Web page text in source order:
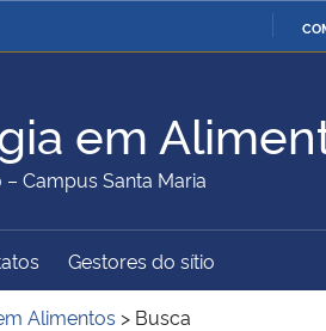
Justiça e
Ministério da Defesa
Educação Ministério da Cidadania
Turismo
Ministério do
em
Campus Santa Maria
Gestores do sítio
Alimentos > Busca